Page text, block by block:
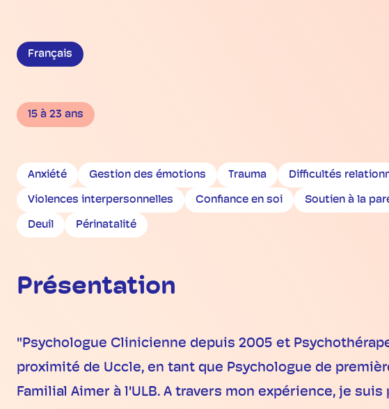
Français
15 à 23 ans
Anxiété Gestion des émotions Trauma Difficultés
Violences interpersonnelles Confiance en soi Soutien à la
Deuil Périnatalité
Présentation
"Psychologue Clinicienne depuis 2005 et
proximité de Uccle, en tant que Psychologue de
Familial Aimer à l'ULB. A travers mon expérience, je